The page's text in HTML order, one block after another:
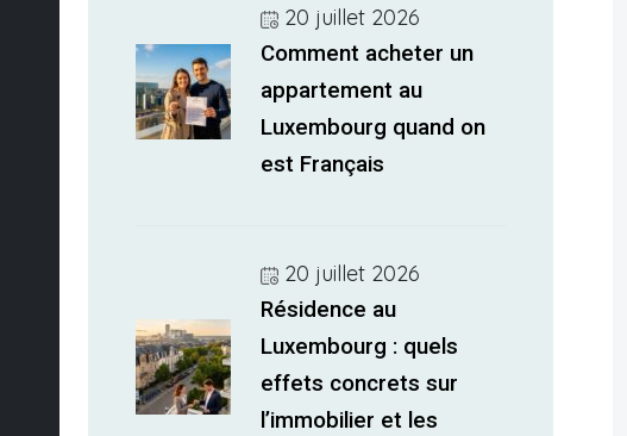
20 juillet 2026
Comment acheter un
appartement au
Luxembourg quand on
est Français
20 juillet 2026
Résidence au
Luxembourg : quels
effets concrets sur
l’immobilier et les